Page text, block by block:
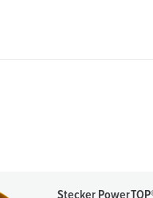
Stecker